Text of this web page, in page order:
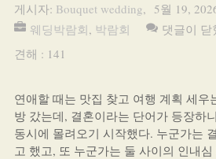
게시자: Bouquet wedding, 5월 19,
웨딩박람회, 박람회 댓글이 닫
견해 : 141
연애할 때는 맛집 찾고 여행 계획 세우
방 갔는데, 결혼이라는 단어가 등장하
동시에 몰려오기 시작했다. 누군가는
고 했고, 또 누군가는 둘 사이의 인내